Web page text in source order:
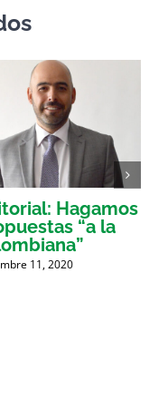
Hagamos
“a la
11, 2020